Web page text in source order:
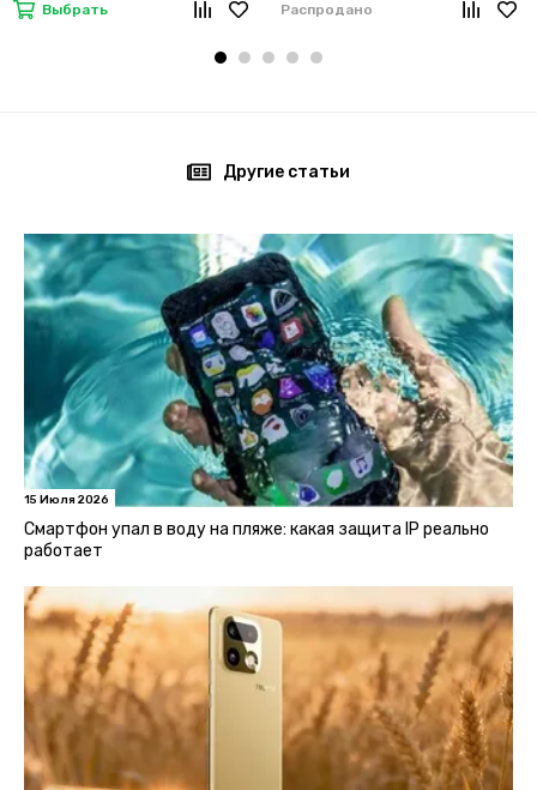
Выбрать Распродано
Другие статьи
15 Июля 2026
Смартфон упал в воду на пляже: какая защита IP реально
работает